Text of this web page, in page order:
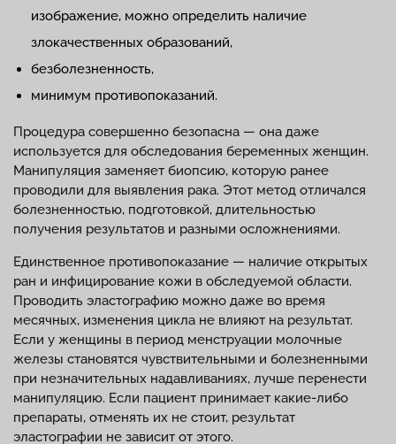
изображение, можно определить наличие
злокачественных образований,
безболезненность,
минимум противопоказаний.
Процедура совершенно безопасна — она даже
используется для обследования беременных женщин.
Манипуляция заменяет биопсию, которую ранее
проводили для выявления рака. Этот метод отличался
болезненностью, подготовкой, длительностью
получения результатов и разными осложнениями.
Единственное противопоказание — наличие открытых
ран и инфицирование кожи в обследуемой области.
Проводить эластографию можно даже во время
месячных, изменения цикла не влияют на результат.
Если у женщины в период менструации молочные
железы становятся чувствительными и болезненными
при незначительных надавливаниях, лучше перенести
манипуляцию. Если пациент принимает какие-либо
препараты, отменять их не стоит, результат
эластографии не зависит от этого.